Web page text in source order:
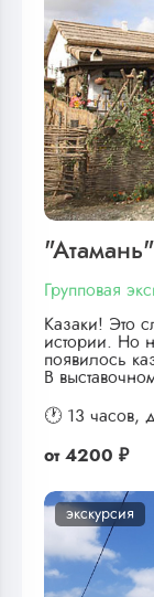
Групповая
Казаки! Это
истории. Но
появилось
В
🕐 13 часов,
от 4200 ₽
экскурсия